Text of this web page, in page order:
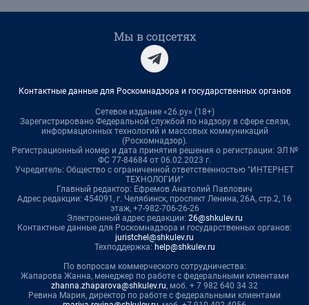
Мы в соцсетях
Контактные данные для Роскомнадзора и государственных органов
Сетевое издание «26.ру» (18+)
Зарегистрировано Федеральной службой по надзору в сфере связи,
информационных технологий и массовых коммуникаций
(Роскомнадзор).
Регистрационный номер и дата принятия решения о регистрации: ЭЛ №
ФС 77-84684 от 06.02.2023 г.
Учредитель: Общество с ограниченной ответственностью "ИНТЕРНЕТ
ТЕХНОЛОГИИ"
Главный редактор: Ефремов Анатолий Павлович
Адрес редакции: 454091, г. Челябинск, проспект Ленина, 26А, стр.2, 16
этаж, +7-982-706-26-26
Электронный адрес редакции: 26@shkulev.ru
Контактные данные для Роскомнадзора и государственных органов:
juristchel@shkulev.ru
Техподдержка: help@shkulev.ru
По вопросам коммерческого сотрудничества:
Жапарова Жанна, менеджер по работе с федеральными клиентами
zhanna.zhaparova@shkulev.ru, моб. + 7 982 640 34 32
Ревина Мария, директор по работе с федеральными клиентами